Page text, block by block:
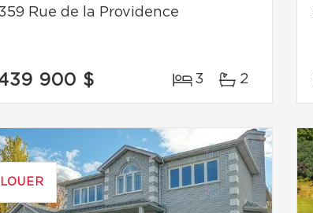
Rue de la Providence
900 $ 3 2